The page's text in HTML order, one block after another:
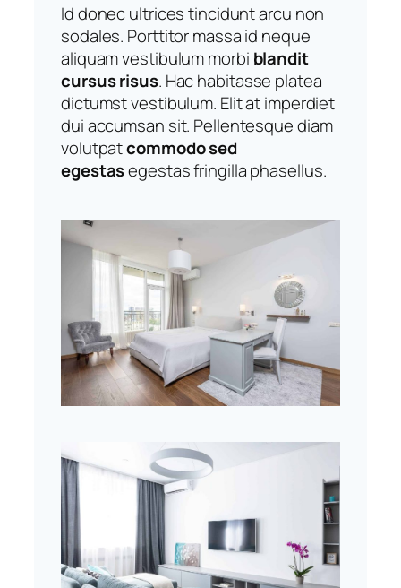
Id donec ultrices tincidunt arcu non
sodales. Porttitor massa id neque
aliquam vestibulum morbi blandit
cursus risus. Hac habitasse platea
dictumst vestibulum. Elit at imperdiet
dui accumsan sit. Pellentesque diam
volutpatcommodo sed
egestasegestas fringilla phasellus.